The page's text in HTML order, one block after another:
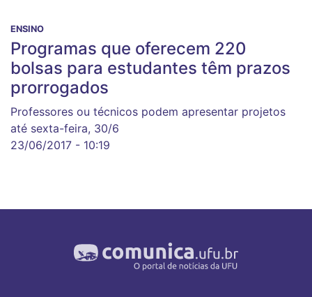
ENSINO
Programas que oferecem 220
bolsas para estudantes têm prazos
prorrogados
Professores ou técnicos podem apresentar projetos
até sexta-feira, 30/6
23/06/2017 - 10:19